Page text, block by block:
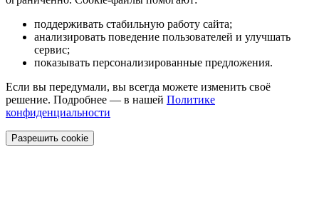
поддерживать стабильную работу сайта;
анализировать поведение пользователей и улучшать
сервис;
показывать персонализированные предложения.
Если вы передумали, вы всегда можете изменить своё
решение. Подробнее — в нашей Политике
конфиденциальности
Разрешить cookie